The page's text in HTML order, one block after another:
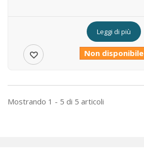
Leggi di più
Non disponibile
Mostrando 1 - 5 di 5 articoli